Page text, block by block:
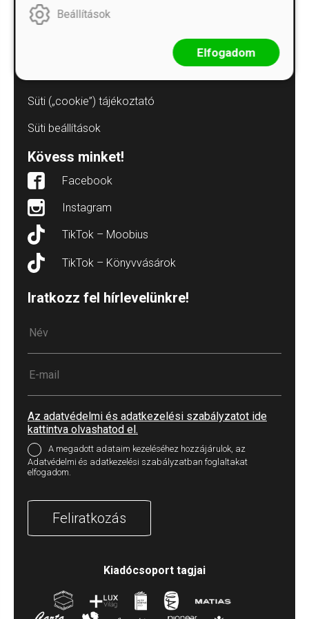
Adatvédelmi tájékoztatók
Süti („cookie”) tájékoztató
Süti beállítások
Kövess minket!
Facebook
Instagram
TikTok – Moobius
TikTok – Könyvvásárok
Iratkozz fel hírlevelünkre!
Az adatvédelmi és adatkezelési szabályzatot ide
kattintva olvashatod el.
A megadott adataim kezeléséhez hozzájárulok, az
Adatvédelmi és adatkezelési szabályzatban foglaltakat
elfogadom.
Feliratkozás
Kiadócsoport tagjai
Beállítások
Elfogadom